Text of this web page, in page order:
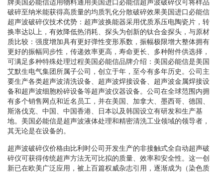
牌美国必能信适用物料通用美国进口必能信超声波破碎仪可将样品
破碎至纳米能获得高质量的均质乳化分散破碎效果美国进口必能信
超声波破碎仪技术优势：超声波换能器采用优质系压电陶瓷片，转
换率达以上，有效降低热消耗、探头为创新的钛合金探头，与原材
质比较：强度增加具有更好弹性变形系数，振幅极限增大整体拥有
更好的振幅同步性，传递效率更高，寿命更长、多种附件供选择，
可满足多种特殊处理过程美国必能信品牌介绍：美国必能信是美国
艾默生电气集团所属子公司，创立于年，至今有多年历史。公司主
要生产各类超声波清洗设备、超声波焊接设备、超声波金属焊接设
备和超声波细胞粉碎设备等超声波仪器设备。公司在全球范围内拥
有多个销售网点和近名员工，并在美国、加拿大、墨西哥、德国、
斯洛伐克、中国、中国香港、日本以及韩国设立有研发和生产基
地。美国必能信是超声波液体处理和精密清洗工业领域的领导者，
其无论是在设备的。
超声波破碎仪价格由比利时公司开发生产的非接触式全自动超声破
碎仪可获得传统超声方法无可比拟的质量、效率和安全性。这一创
新已在欧美广泛应用，被上百篇权威杂志引用，逐渐成为（染色质